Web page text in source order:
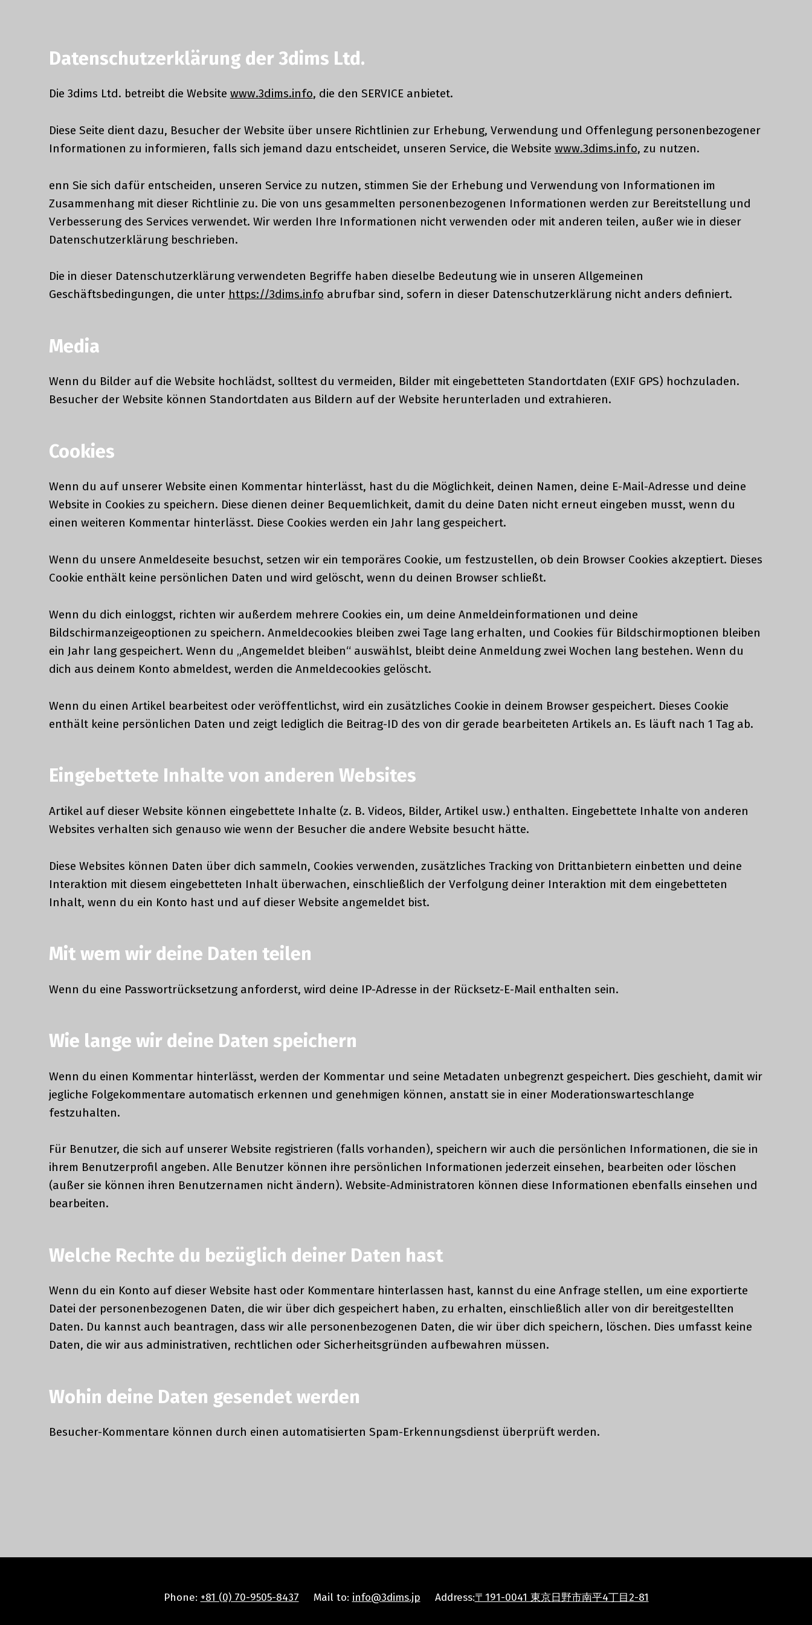
Datenschutzerklärung der 3dims Ltd.
Die 3dims Ltd. betreibt die Website www.3dims.info, die den SERVICE anbietet.
Diese Seite dient dazu, Besucher der Website über unsere Richtlinien zur Erhebung, Verwendung und Offenlegung personenbezogener
Informationen zu informieren, falls sich jemand dazu entscheidet, unseren Service, die Website www.3dims.info, zu nutzen.
enn Sie sich dafür entscheiden, unseren Service zu nutzen, stimmen Sie der Erhebung und Verwendung von Informationen im
Zusammenhang mit dieser Richtlinie zu. Die von uns gesammelten personenbezogenen Informationen werden zur Bereitstellung und
Verbesserung des Services verwendet. Wir werden Ihre Informationen nicht verwenden oder mit anderen teilen, außer wie in dieser
Datenschutzerklärung beschrieben.
Die in dieser Datenschutzerklärung verwendeten Begriffe haben dieselbe Bedeutung wie in unseren Allgemeinen
Geschäftsbedingungen, die unter https://3dims.info abrufbar sind, sofern in dieser Datenschutzerklärung nicht anders definiert.
Media
Wenn du Bilder auf die Website hochlädst, solltest du vermeiden, Bilder mit eingebetteten Standortdaten (EXIF GPS) hochzuladen.
Besucher der Website können Standortdaten aus Bildern auf der Website herunterladen und extrahieren.
Cookies
Wenn du auf unserer Website einen Kommentar hinterlässt, hast du die Möglichkeit, deinen Namen, deine E-Mail-Adresse und deine
Website in Cookies zu speichern. Diese dienen deiner Bequemlichkeit, damit du deine Daten nicht erneut eingeben musst, wenn du
einen weiteren Kommentar hinterlässt. Diese Cookies werden ein Jahr lang gespeichert.
Wenn du unsere Anmeldeseite besuchst, setzen wir ein temporäres Cookie, um festzustellen, ob dein Browser Cookies akzeptiert. Dieses
Cookie enthält keine persönlichen Daten und wird gelöscht, wenn du deinen Browser schließt.
Wenn du dich einloggst, richten wir außerdem mehrere Cookies ein, um deine Anmeldeinformationen und deine
Bildschirmanzeigeoptionen zu speichern. Anmeldecookies bleiben zwei Tage lang erhalten, und Cookies für Bildschirmoptionen bleiben
ein Jahr lang gespeichert. Wenn du „Angemeldet bleiben“ auswählst, bleibt deine Anmeldung zwei Wochen lang bestehen. Wenn du
dich aus deinem Konto abmeldest, werden die Anmeldecookies gelöscht.
Wenn du einen Artikel bearbeitest oder veröffentlichst, wird ein zusätzliches Cookie in deinem Browser gespeichert. Dieses Cookie
enthält keine persönlichen Daten und zeigt lediglich die Beitrag-ID des von dir gerade bearbeiteten Artikels an. Es läuft nach 1 Tag ab.
Eingebettete Inhalte von anderen Websites
Artikel auf dieser Website können eingebettete Inhalte (z. B. Videos, Bilder, Artikel usw.) enthalten. Eingebettete Inhalte von anderen
Websites verhalten sich genauso wie wenn der Besucher die andere Website besucht hätte.
Diese Websites können Daten über dich sammeln, Cookies verwenden, zusätzliches Tracking von Drittanbietern einbetten und deine
Interaktion mit diesem eingebetteten Inhalt überwachen, einschließlich der Verfolgung deiner Interaktion mit dem eingebetteten
Inhalt, wenn du ein Konto hast und auf dieser Website angemeldet bist.
Mit wem wir deine Daten teilen
Wenn du eine Passwortrücksetzung anforderst, wird deine IP-Adresse in der Rücksetz-E-Mail enthalten sein.
Wie lange wir deine Daten speichern
Wenn du einen Kommentar hinterlässt, werden der Kommentar und seine Metadaten unbegrenzt gespeichert. Dies geschieht, damit wir
jegliche Folgekommentare automatisch erkennen und genehmigen können, anstatt sie in einer Moderationswarteschlange
festzuhalten.
Für Benutzer, die sich auf unserer Website registrieren (falls vorhanden), speichern wir auch die persönlichen Informationen, die sie in
ihrem Benutzerprofil angeben. Alle Benutzer können ihre persönlichen Informationen jederzeit einsehen, bearbeiten oder löschen
(außer sie können ihren Benutzernamen nicht ändern). Website-Administratoren können diese Informationen ebenfalls einsehen und
bearbeiten.
Welche Rechte du bezüglich deiner Daten hast
Wenn du ein Konto auf dieser Website hast oder Kommentare hinterlassen hast, kannst du eine Anfrage stellen, um eine exportierte
Datei der personenbezogenen Daten, die wir über dich gespeichert haben, zu erhalten, einschließlich aller von dir bereitgestellten
Daten. Du kannst auch beantragen, dass wir alle personenbezogenen Daten, die wir über dich speichern, löschen. Dies umfasst keine
Daten, die wir aus administrativen, rechtlichen oder Sicherheitsgründen aufbewahren müssen.
Wohin deine Daten gesendet werden
Besucher-Kommentare können durch einen automatisierten Spam-Erkennungsdienst überprüft werden.
Phone: +81 (0) 70-9505-8437 Mail to: info@3dims.jp Address:〒191-0041 東京日野市南平4丁目2-81